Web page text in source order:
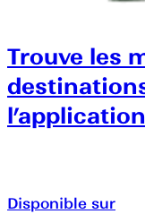
Trouve les
l’application
Disponible sur